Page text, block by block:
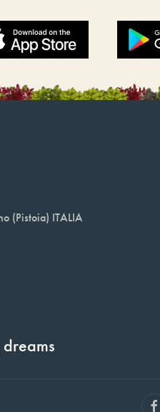
(Pistoia) ITALIA